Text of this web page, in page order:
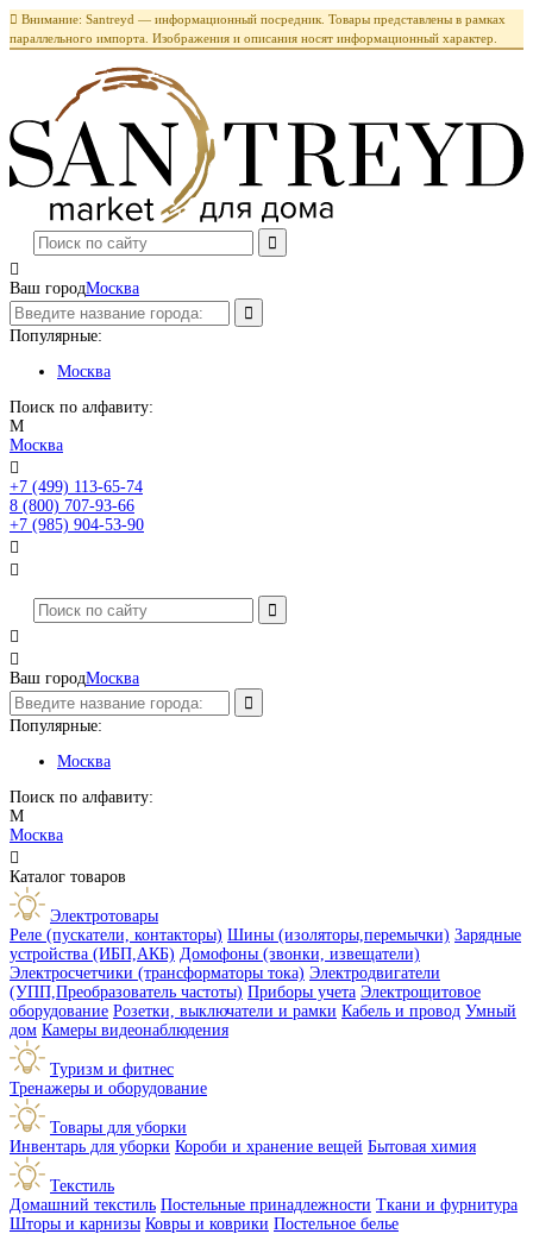
 Внимание: Santreyd — информационный посредник. Товары представлены в рамках
параллельного импорта. Изображения и описания носят информационный характер.

Ваш городМосква
Популярные:
Москва
Поиск по алфавиту:
М
Москва

+7 (499) 113-65-74
8 (800) 707-93-66
+7 (985) 904-53-90




Ваш городМосква
Популярные:
Москва
Поиск по алфавиту:
М
Москва

Каталог товаров
Электротовары
Реле (пускатели, контакторы) Шины (изоляторы,перемычки) Зарядные
устройства (ИБП,АКБ) Домофоны (звонки, извещатели)
Электросчетчики (трансформаторы тока) Электродвигатели
(УПП,Преобразователь частоты) Приборы учета Электрощитовое
оборудование Розетки, выключатели и рамки Кабель и провод Умный
дом Камеры видеонаблюдения
Туризм и фитнес
Тренажеры и оборудование
Товары для уборки
Инвентарь для уборки Короби и хранение вещей Бытовая химия
Текстиль
Домашний текстиль Постельные принадлежности Ткани и фурнитура
Шторы и карнизы Ковры и коврики Постельное белье